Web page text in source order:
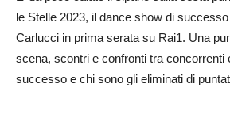
le Stelle 2023, il dance show di
Carlucci in prima serata su Rai1. Una
scena, scontri e confronti tra concorrenti
successo e chi sono gli eliminati di